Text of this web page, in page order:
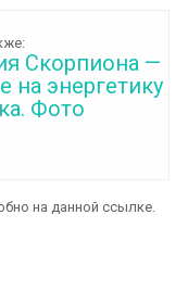
Скорпиона —
на энергетику
Фото
на данной ссылке.